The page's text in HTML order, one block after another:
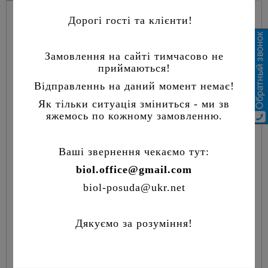
Сковорода-гриль чавунна ТМ "Біол" представлена ​​в діаметрах 240-
280 мм, висота борта 40-45 мм в залежності від діаметру моделі. У
Чавунна сковорода-гриль - чудовий помічник на кухні. За лічені
хвилини Ви зможете приготувати філе риби, курячу грудку,
свинячий стейк, і багато іншого.
Додатково до виробу можна придбати чавунну скляну кришку, яка
дозволить спостерігати за процесом приготування страви.
Рекомендації по експлуатації і догляду за чавунним посудом Ви
Перед першим використанням посуд необхідно ретельно вимити,
попередню обробку, містить на поверхні масла, які не придатні
для вживання в їжу. Не можна залишати приготовлену їжу в
Дорогі гості та клієнти!
Замовлення на сайті тимчасово не
приймаються!
Відправленнь на даний момент немає!
Як тільки ситуація зміниться - ми зв
яжемось по кожному замовленню.
Ваші звернення чекаємо тут:
biol.office@gmail.com
biol-posuda@ukr.net
Дякуємо за розуміння!